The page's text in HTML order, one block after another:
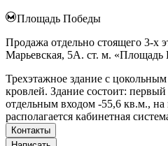
Площадь Победы
Продажа отдельно стоящего 3-х
Марьевская, 5А. ст. м. «Площадь
Трехэтажное здание с
кровлей. Здание состоит:
отдельным входом -55,6 кв.м., на
располагается кабинетная
Контакты